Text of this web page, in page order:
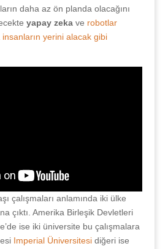
daha az ön planda olacağını
yapay zekave robotlar
yerini alacak gibi
çalışmaları anlamında iki ülke
çıktı. Amerika Birleşik Devletleri
ise iki üniversite bu çalışmalara
Imperial Üniversitesidiğeri ise